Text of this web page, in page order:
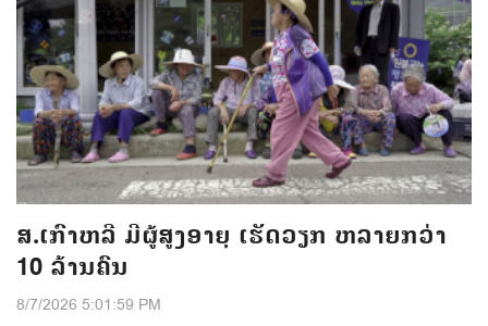
ສ.ເກົາຫລີ ມີຜູ້ສູງອາຍຸ ເຮັດວຽກ ຫລາຍກວ່າ
10 ລ້ານຄົນ
8/7/2026 5:01:59 PM